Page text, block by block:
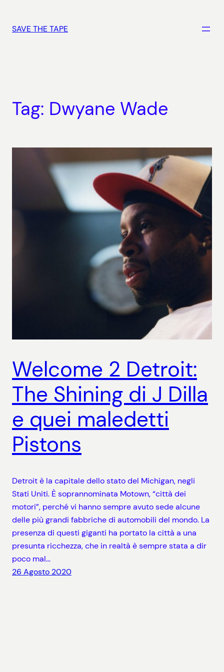
contenuto
SAVE THE TAPE
Tag: Dwyane Wade
Welcome 2 Detroit:
The Shining di J Dilla
e quei maledetti
Pistons
Detroit è la capitale dello stato del Michigan, negli
Stati Uniti. È soprannominata Motown, “città dei
motori”, perché vi hanno sempre avuto sede alcune
delle più grandi fabbriche di automobili del mondo. La
presenza di questi giganti ha portato la città a una
presunta ricchezza, che in realtà è sempre stata a dir
poco mal…
26 Agosto 2020